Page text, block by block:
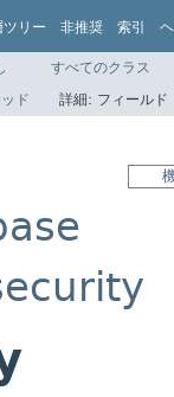
ツリー 非推奨 索引
すべてのクラス
ド 詳細: フィール